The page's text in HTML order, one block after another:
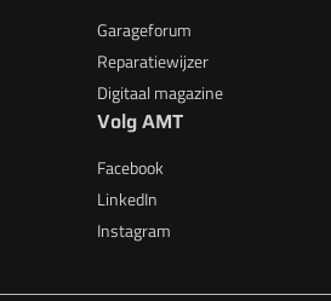
Garageforum
Reparatiewijzer
Digitaal magazine
Volg AMT
Facebook
LinkedIn
Instagram